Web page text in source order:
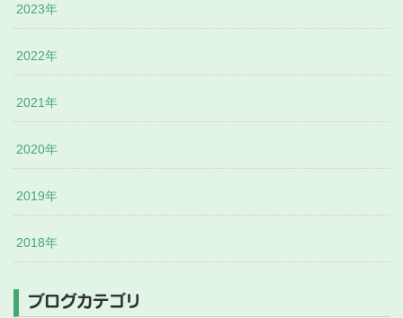
2023年
2022年
2021年
2020年
2019年
2018年
ブログカテゴリ